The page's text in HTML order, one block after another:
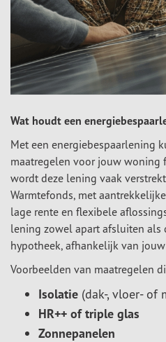
Wat houdt een
Met een energiebespaarlening
maatregelen voor jouw woning
wordt deze lening vaak
Warmtefonds, met
lage rente en flexibele
lening zowel apart afsluiten als
hypotheek, afhankelijk van
Voorbeelden van maatregelen
Isolatie (dak-, vloer- of
HR++ of triple glas
Zonnepanelen